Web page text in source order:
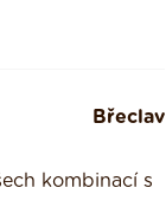
Břeclav
kombinací s